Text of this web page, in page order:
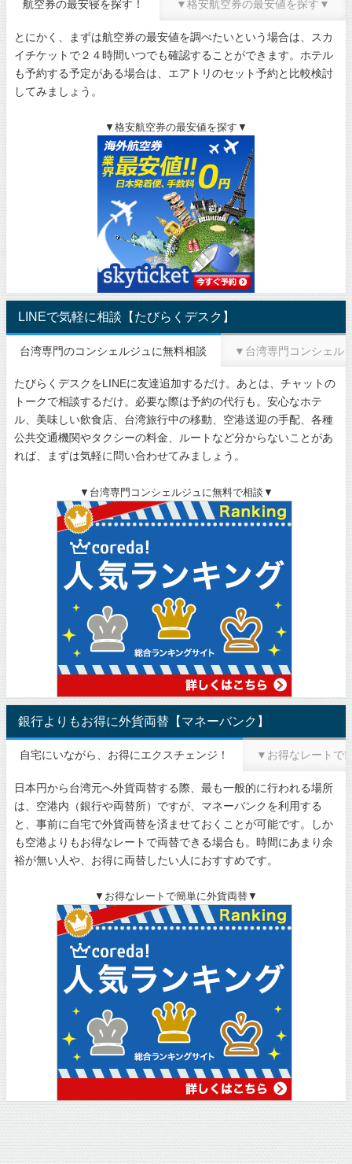
航空券の最安寝を探す！ ▼格安航空券の最安値を探す▼
とにかく、まずは航空券の最安値を調べたいという場合は、スカ
イチケットで２４時間いつでも確認することができます。ホテル
も予約する予定がある場合は、エアトリのセット予約と比較検討
してみましょう。
▼格安航空券の最安値を探す▼
LINEで気軽に相談【たびらくデスク】
台湾専門のコンシェルジュに無料相談 ▼台湾専門コンシェル
たびらくデスクをLINEに友達追加するだけ。あとは、チャットの
トークで相談するだけ。必要な際は予約の代行も。安心なホテ
ル、美味しい飲食店、台湾旅行中の移動、空港送迎の手配、各種
公共交通機関やタクシーの料金、ルートなど分からないことがあ
れば、まずは気軽に問い合わせてみましょう。
▼台湾専門コンシェルジュに無料で相談▼
銀行よりもお得に外貨両替【マネーバンク】
自宅にいながら、お得にエクスチェンジ！ ▼お得なレートで
日本円から台湾元へ外貨両替する際、最も一般的に行われる場所
は、空港内（銀行や両替所）ですが、マネーバンクを利用する
と、事前に自宅で外貨両替を済ませておくことが可能です。しか
も空港よりもお得なレートで両替できる場合も。時間にあまり余
裕が無い人や、お得に両替したい人におすすめです。
▼お得なレートで簡単に外貨両替▼